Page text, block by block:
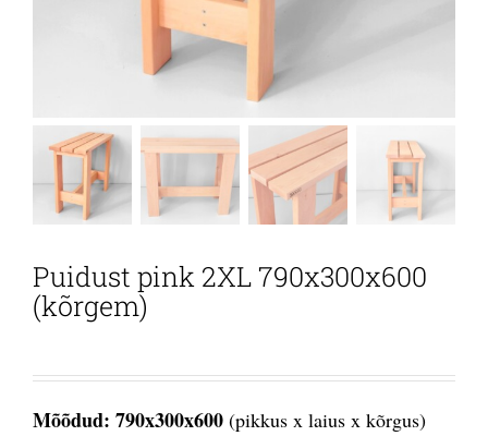
Puidust pink 2XL 790x300x600
(kõrgem)
Mõõdud: 790x300x600 (pikkus x laius x kõrgus)